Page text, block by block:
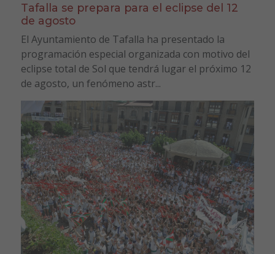
Tafalla se prepara para el eclipse del 12
de agosto
El Ayuntamiento de Tafalla ha presentado la
programación especial organizada con motivo del
eclipse total de Sol que tendrá lugar el próximo 12
de agosto, un fenómeno astr...